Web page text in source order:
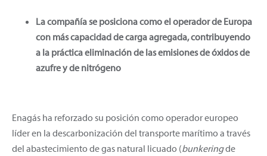
La compañía se posiciona como el operador de Europa
con más capacidad de carga agregada, contribuyendo
a la práctica eliminación de las emisiones de óxidos de
azufre y de nitrógeno
Enagás ha reforzado su posición como operador europeo
líder en la descarbonización del transporte marítimo a través
del abastecimiento de gas natural licuado (bunkeringde